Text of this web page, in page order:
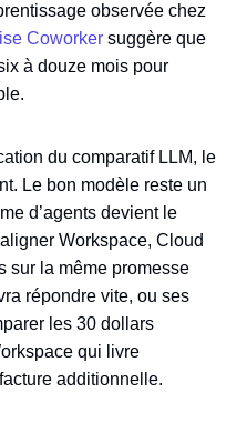
observée chez
Coworker suggère que
à douze mois pour
du comparatif LLM, le
Le bon modèle reste un
d’agents devient le
Workspace, Cloud
sur la même promesse
répondre vite, ou ses
les 30 dollars
qui livre
additionnelle.